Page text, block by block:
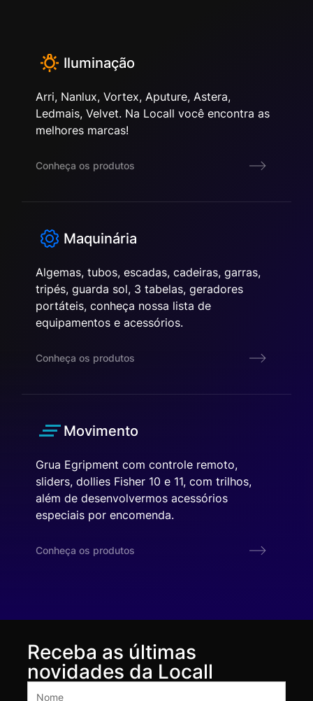
Iluminação
Arri, Nanlux, Vortex, Aputure, Astera,
Ledmais, Velvet. Na Locall você encontra as
melhores marcas!
Conheça os produtos
Maquinária
Algemas, tubos, escadas, cadeiras, garras,
tripés, guarda sol, 3 tabelas, geradores
portáteis, conheça nossa lista de
equipamentos e acessórios.
Conheça os produtos
Movimento
Grua Egripment com controle remoto,
sliders, dollies Fisher 10 e 11, com trilhos,
além de desenvolvermos acessórios
especiais por encomenda.
Conheça os produtos
Receba as últimas
novidades da Locall